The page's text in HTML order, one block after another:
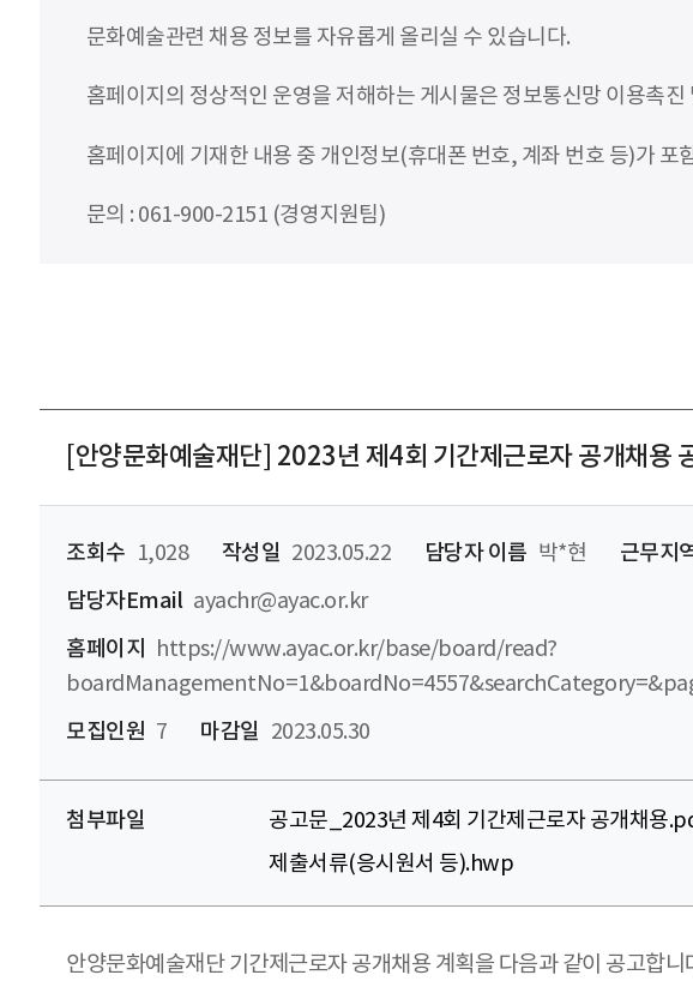
문화예술관련 채용 정보를 자유롭게 올리실 수 있습니다.
홈페이지의 정상적인 운영을 저해하는 게시물은 정보통신망 이용촉
홈페이지에 기재한 내용 중 개인정보(휴대폰 번호, 계좌 번호 등)가
문의 : 061-900-2151 (경영지원팀)
[안양문화예술재단] 2023년 제4회 기간제근로자 공개채용
조회수 1,028 작성일 2023.05.22 담당자 이름 박*현 근무지
담당자Email ayachr@ayac.or.kr
홈페이지
https://www.ayac.or.kr/base/board/read?
모집인원 7 마감일 2023.05.30
첨부파일 공고문_2023년 제4회 기간제근로자 공개채용
제출서류(응시원서 등).hwp
안양문화예술재단 기간제근로자 공개채용 계획을 다음과 같이 공고합니